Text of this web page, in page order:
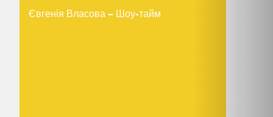
Євгенія Власова – Шоу-тайм